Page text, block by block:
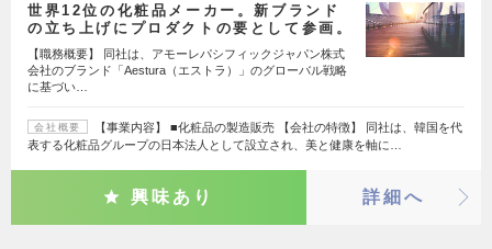
世界12位の化粧品メーカー。新ブランド
の立ち上げにプロダクトの要として参画。
【職務概要】 同社は、アモーレパシフィックジャパン株式
会社のブランド「Aestura（エストラ）」のグローバル戦略
に基づい…
会社概要
【事業内容】 ■化粧品の製造販売 【会社の特徴】 同社は、韓国を代
表する化粧品グループの日本法人として設立され、美と健康を軸に…
興味あり 詳細へ